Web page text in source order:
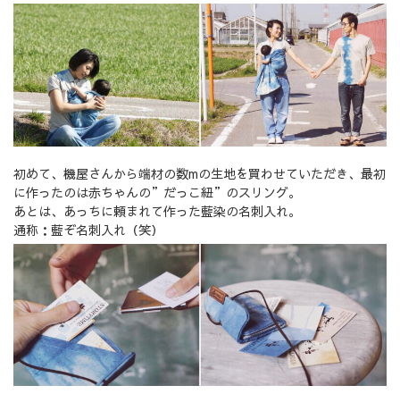
初めて、機屋さんから端材の数mの生地を買わせていただき、最初
に作ったのは赤ちゃんの”だっこ紐”のスリング。
あとは、あっちに頼まれて作った藍染の名刺入れ。
通称：藍ぞ名刺入れ（笑）